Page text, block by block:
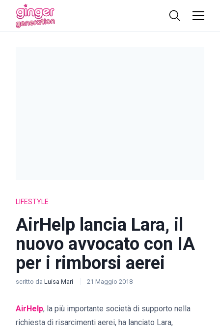
LIFESTYLE
AirHelp lancia Lara, il
nuovo avvocato con IA
per i rimborsi aerei
scritto da Luisa Mari 21 Maggio 2018
AirHelp, la più importante società di supporto nella
richiesta di risarcimenti aerei, ha lanciato Lara,